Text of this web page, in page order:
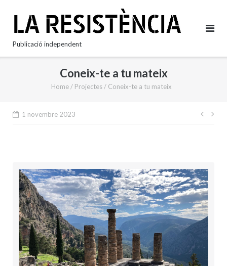
content
Publicació independent
Coneix-te a tu mateix
Home/ Projectes/ Coneix-te a tu mateix
1 novembre 2023